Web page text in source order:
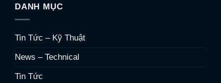
DANH MỤC
Tin Tức – Kỹ Thuật
News – Technical
Tin Tức